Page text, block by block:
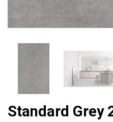
Standard Grey